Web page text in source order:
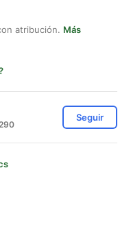
atribución. Más
Seguir